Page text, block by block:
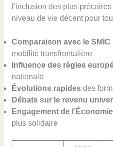
l’inclusion des plus
niveau de vie décent pour
Comparaison avec le
mobilité transfrontalière
Influence des règles
nationale
Évolutions rapidesdes
Débats sur le revenu
Engagement de
plus solidaire